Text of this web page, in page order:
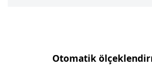
Otomatik